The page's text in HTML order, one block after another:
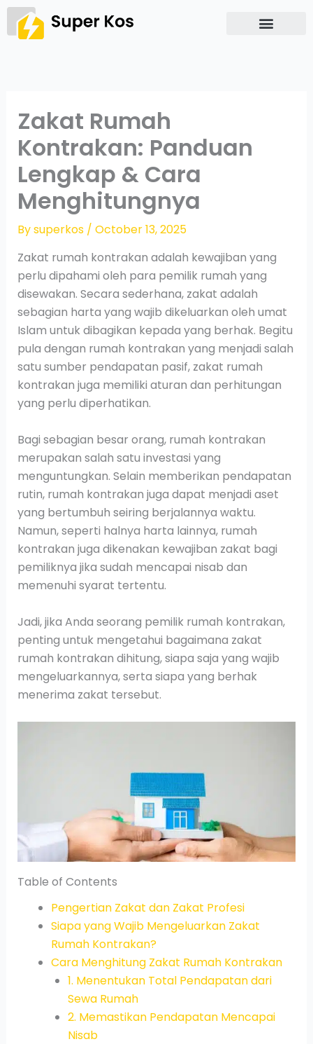
Skip
content
Zakat Rumah
Kontrakan: Panduan
Lengkap & Cara
Menghitungnya
Bysuperkos / October 13, 2025
Zakat rumah kontrakan adalah kewajiban yang
perlu dipahami oleh para pemilik rumah yang
disewakan. Secara sederhana, zakat adalah
sebagian harta yang wajib dikeluarkan oleh umat
Islam untuk dibagikan kepada yang berhak. Begitu
pula dengan rumah kontrakan yang menjadi salah
satu sumber pendapatan pasif, zakat rumah
kontrakan juga memiliki aturan dan perhitungan
yang perlu diperhatikan.
Bagi sebagian besar orang, rumah kontrakan
merupakan salah satu investasi yang
menguntungkan. Selain memberikan pendapatan
rutin, rumah kontrakan juga dapat menjadi aset
yang bertumbuh seiring berjalannya waktu.
Namun, seperti halnya harta lainnya, rumah
kontrakan juga dikenakan kewajiban zakat bagi
pemiliknya jika sudah mencapai nisab dan
memenuhi syarat tertentu.
Jadi, jika Anda seorang pemilik rumah kontrakan,
penting untuk mengetahui bagaimana zakat
rumah kontrakan dihitung, siapa saja yang wajib
mengeluarkannya, serta siapa yang berhak
menerima zakat tersebut.
Table of Contents
Pengertian Zakat dan Zakat Profesi
Siapa yang Wajib Mengeluarkan Zakat
Rumah Kontrakan?
Cara Menghitung Zakat Rumah Kontrakan
1. Menentukan Total Pendapatan dari
Sewa Rumah
2. Memastikan Pendapatan Mencapai
Nisab